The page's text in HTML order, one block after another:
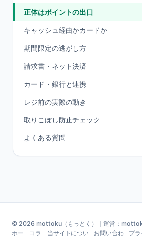
正体はポイントの出口
キャッシュ経由かカードか
期間限定の逃がし方
請求書・ネット決済
カード・銀行と連携
レジ前の実際の動き
取りこぼし防止チェック
よくある質問
© 2026 mottoku（もっとく）｜運営：
ホー
コラ 当サイトについ お問い合わ プ